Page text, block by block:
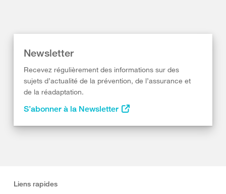
Newsletter
Recevez régulièrement des informations sur des
sujets d’actualité de la prévention, de l’assurance et
de la réadaptation.
S’abonner à la Newsletter
Liens rapides